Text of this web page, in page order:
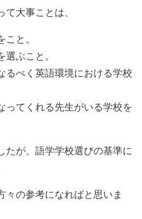
大事ことは、
と。
ぶこと。
るべく英語環境における学校
ってくれる先生がいる学校を
たが、語学学校選びの基準に
々の参考になればと思いま